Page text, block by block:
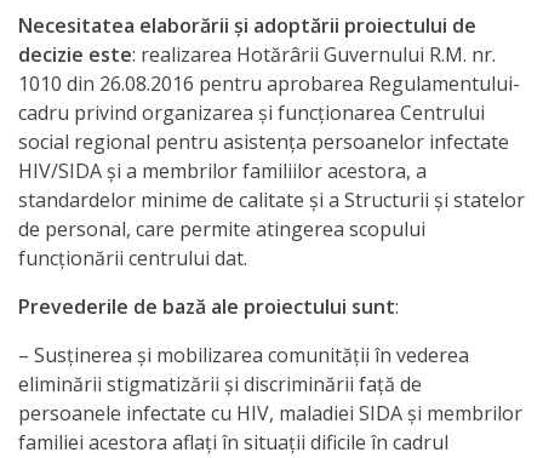
Planuri
de
achiziții
Anticorupție
Știri
și
Evenimente
Acte
și
Necesitatea elaborării şi adoptării proiectului de
decizie este: realizarea Hotărârii Guvernului R.M. nr.
1010 din 26.08.2016 pentru aprobarea Regulamentului-
cadru privind organizarea şi funcţionarea Centrului
social regional pentru asistenţa persoanelor infectate
HIV/SIDA și a membrilor familiilor acestora, a
standardelor minime de calitate și a Structurii și statelor
de personal, care permite atingerea scopului
funcționării centrului dat.
Prevederile de bază ale proiectului sunt:
– Susţinerea şi mobilizarea comunităţii în vederea
eliminării stigmatizării şi discriminării faţă de
persoanele infectate cu HIV, maladiei SIDA şi membrilor
familiei acestora aflaţi în situaţii dificile în cadrul